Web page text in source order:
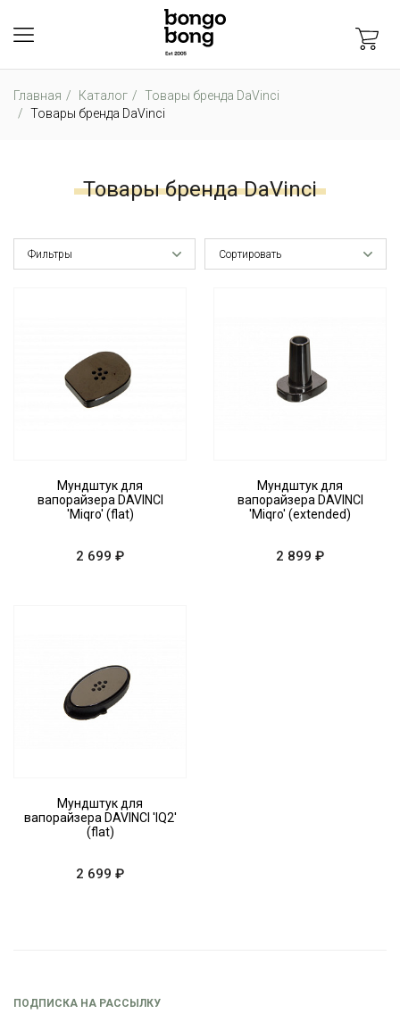
Главная Каталог
Товары бренда DaVinci
Товары бренда DaVinci
Товары бренда DaVinci
Фильтры Сортировать
Мундштук для
вапорайзера DAVINCI
'Miqro' (flat)
2 699 ₽
Мундштук для
вапорайзера DAVINCI
'Miqro' (extended)
2 899 ₽
Мундштук для
вапорайзера DAVINCI 'IQ2'
(flat)
2 699 ₽
ПОДПИСКА НА РАССЫЛКУ